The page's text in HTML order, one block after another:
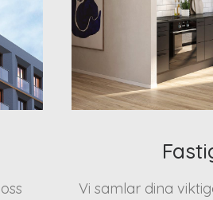
Vi samlar dina